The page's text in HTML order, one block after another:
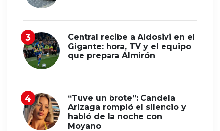
Central recibe a Aldosivi en el
Gigante: hora, TV y el equipo
que prepara Almirón
“Tuve un brote”: Candela
Arizaga rompió el silencio y
habló de la noche con
Moyano